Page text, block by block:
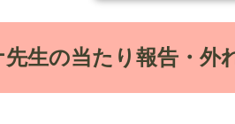
先生の当たり報告・外